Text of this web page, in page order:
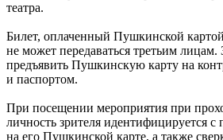
театра.
Билет, оплаченный Пушкинской
не может передаваться третьим лицам.
предъявить Пушкинскую карту на
и паспортом.
При посещении мероприятия при
личность зрителя идентифицируется
на его Пушкинской карте, а также